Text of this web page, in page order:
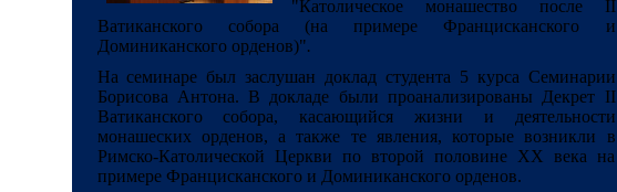
"Католическое монашество после II
Ватиканского собора (на примере Францисканского и
Доминиканского орденов)".
На семинаре был заслушан доклад студента 5 курса Семинарии
Борисова Антона. В докладе были проанализированы Декрет II
Ватиканского собора, касающийся жизни и деятельности
монашеских орденов, а также те явления, которые возникли в
Римско-Католической Церкви по второй половине XX века на
примере Францисканского и Доминиканского орденов.